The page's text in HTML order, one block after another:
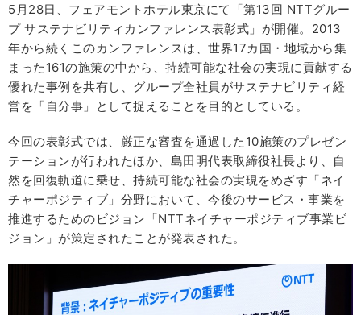
5月28日、フェアモントホテル東京にて「第13回 NTTグルー
プ サステナビリティカンファレンス表彰式」が開催。2013
年から続くこのカンファレンスは、世界17カ国・地域から集
まった161の施策の中から、持続可能な社会の実現に貢献する
優れた事例を共有し、グループ全社員がサステナビリティ経
営を「自分事」として捉えることを目的としている。
今回の表彰式では、厳正な審査を通過した10施策のプレゼン
テーションが行われたほか、島田明代表取締役社長より、自
然を回復軌道に乗せ、持続可能な社会の実現をめざす「ネイ
チャーポジティブ」分野において、今後のサービス・事業を
推進するためのビジョン「NTTネイチャーポジティブ事業ビ
ジョン」が策定されたことが発表された。